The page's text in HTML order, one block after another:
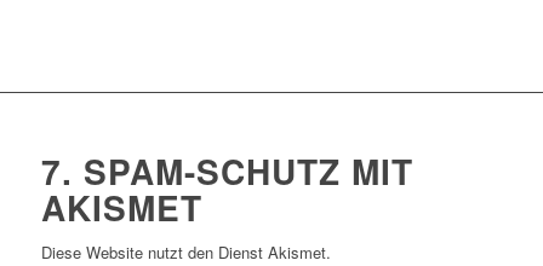
7. SPAM-SCHUTZ MIT
AKISMET
Diese Website nutzt den Dienst Akismet.